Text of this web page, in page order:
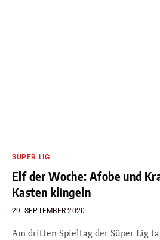
SÜPER LIG
Elf der Woche: Afobe und
Kasten klingeln
29. SEPTEMBER 2020
Am dritten Spieltag der Süper Lig